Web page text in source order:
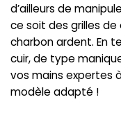
d’ailleurs de
ce soit des grilles
charbon ardent. En
cuir, de type
vos mains expertes
modèle adapté !